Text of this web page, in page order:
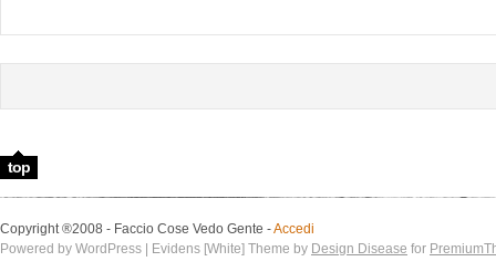
top
Copyright ®2008 - Faccio Cose Vedo Gente -Accedi
Powered by WordPress | Evidens [White] Theme by Design Disease for